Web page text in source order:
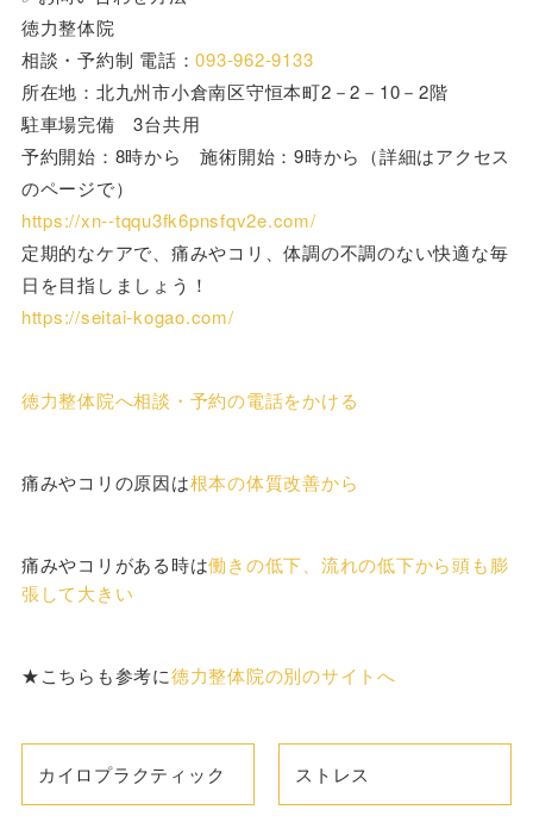
徳力整体院
相談・予約制 電話：093-962-9133
所在地：北九州市小倉南区守恒本町2－2－10－2階
駐車場完備 3台共用
予約開始：8時から 施術開始：9時から（詳細はアクセス
のページで）
https://xn--tqqu3fk6pnsfqv2e.com/
定期的なケアで、痛みやコリ、体調の不調のない快適な毎
日を目指しましょう！
https://seitai-kogao.com/
徳力整体院へ相談・予約の電話をかける
痛みやコリの原因は根本の体質改善から
痛みやコリがある時は働きの低下、流れの低下から頭も膨
張して大きい
★こちらも参考に徳力整体院の別のサイトへ
カイロプラクティック ストレス